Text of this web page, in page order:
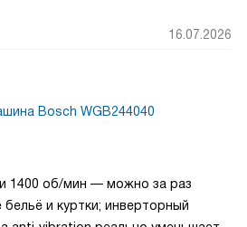
16.07.2026
Bosch WGB244040
и 1400 об/мин — можно за раз
и куртки; инверторный